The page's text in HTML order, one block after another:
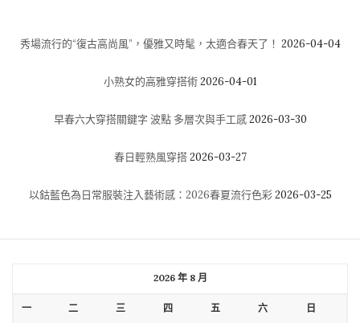
秀場流行的“復古高尚風”，優雅又時髦，太適合春天了！ 2026-04-04
小熟女的高雅穿搭術 2026-04-01
早春六大穿搭關鍵字 波點 多層次與手工感 2026-03-30
春日輕熟風穿搭 2026-03-27
以鈷藍色為日常服裝注入藝術感：2026春夏流行色彩 2026-03-25
2026 年 8 月
一 二 三 四 五 六 日